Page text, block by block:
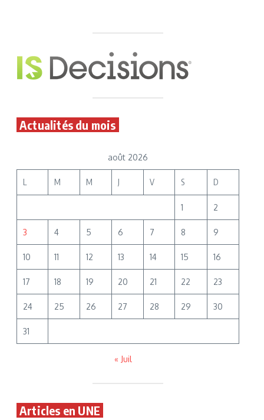
Actualités du mois
août 2026
L M M J V S D
1 2
3 4 5 6 7 8 9
10 11 12 13 14 15 16
17 18 19 20 21 22 23
24 25 26 27 28 29 30
31
« Juil
Articles en UNE